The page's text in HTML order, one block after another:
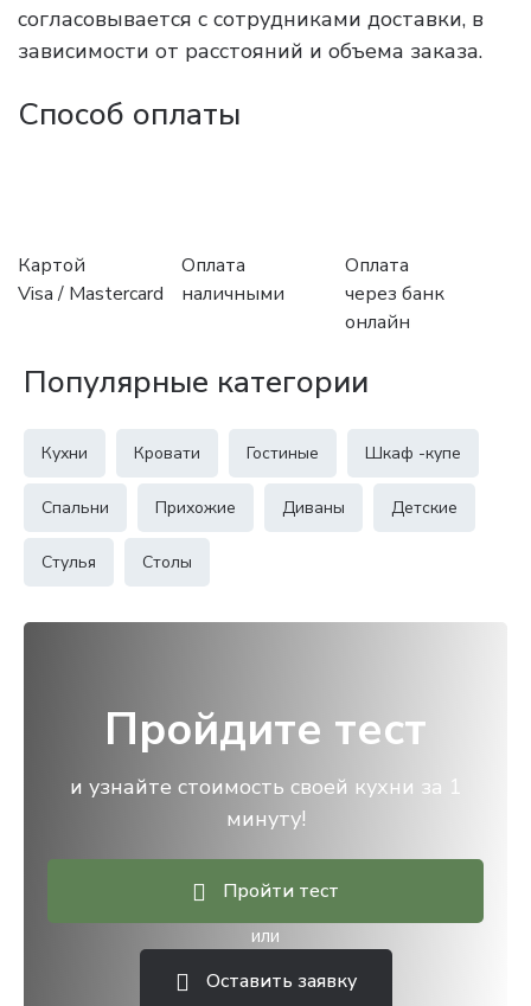
согласовывается с сотрудниками доставки, в
зависимости от расстояний и объема заказа.
Способ оплаты
Картой
Visa / Mastercard
Оплата
наличными
Оплата
через банк
онлайн
Популярные категории
Кухни Кровати Гостиные Шкаф -купе
Спальни Прихожие Диваны Детские
Стулья Столы
Пройдите тест
и узнайте стоимость своей кухни за 1
минуту!
Пройти тест
или
Оставить заявку